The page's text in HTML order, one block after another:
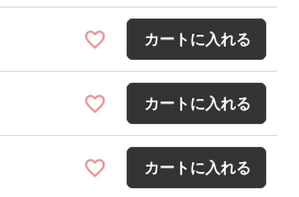
カートに入れる
カートに入れる
カートに入れる